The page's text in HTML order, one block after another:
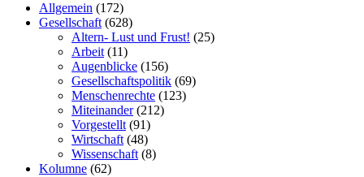
Allgemein (172)
Gesellschaft (628)
Altern- Lust und Frust! (25)
Arbeit (11)
Augenblicke (156)
Gesellschaftspolitik (69)
Menschenrechte (123)
Miteinander(212)
Vorgestellt (91)
Wirtschaft (48)
Wissenschaft (8)
Kolumne (62)